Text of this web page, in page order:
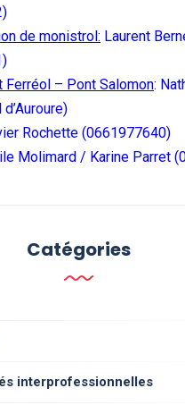
de monistrol: Laurent
Ferréol – Pont Salomon:
Rochette (0661977640)
Molimard / Karine Parret
Catégories
interprofessionnelles